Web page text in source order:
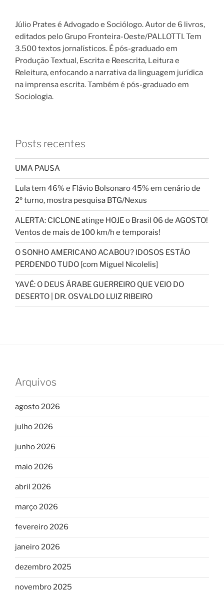
Júlio Prates é Advogado e Sociólogo. Autor de 6 livros,
editados pelo Grupo Fronteira-Oeste/PALLOTTI. Tem
3.500 textos jornalísticos. É pós-graduado em
Produção Textual, Escrita e Reescrita, Leitura e
Releitura, enfocando a narrativa da linguagem jurídica
na imprensa escrita. Também é pós-graduado em
Sociologia.
Posts recentes
UMA PAUSA
Lula tem 46% e Flávio Bolsonaro 45% em cenário de
2º turno, mostra pesquisa BTG/Nexus
ALERTA: CICLONE atinge HOJE o Brasil 06 de AGOSTO!
Ventos de mais de 100 km/h e temporais!
O SONHO AMERICANO ACABOU? IDOSOS ESTÃO
PERDENDO TUDO [com Miguel Nicolelis]
YAVÉ: O DEUS ÁRABE GUERREIRO QUE VEIO DO
DESERTO | DR. OSVALDO LUIZ RIBEIRO
Arquivos
agosto 2026
julho 2026
junho 2026
maio 2026
abril 2026
março 2026
fevereiro 2026
janeiro 2026
dezembro 2025
novembro 2025